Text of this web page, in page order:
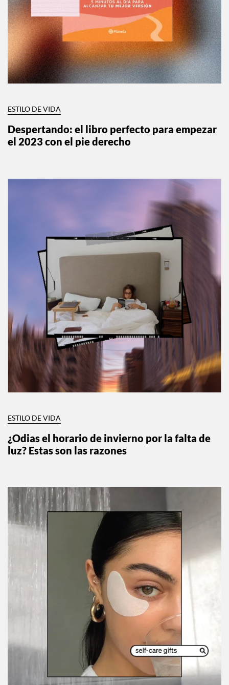
ESTILO DE VIDA
Despertando: el libro perfecto para empezar
el 2023 con el pie derecho
ESTILO DE VIDA
¿Odias el horario de invierno por la falta de
luz? Estas son las razones